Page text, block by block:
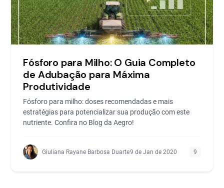
Fósforo para Milho: O Guia Completo
de Adubação para Máxima
Produtividade
Fósforo para milho: doses recomendadas e mais
estratégias para potencializar sua produção com este
nutriente. Confira no Blog da Aegro!
Giuliana Rayane Barbosa Duarte9 de Jan de 2020 9